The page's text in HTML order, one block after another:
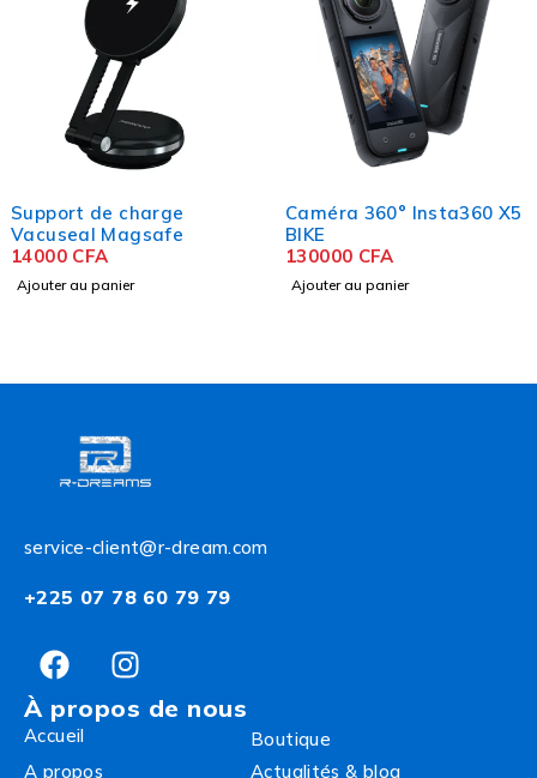
Support de charge
Vacuseal Magsafe
14000 CFA
Ajouter au panier
Caméra 360° Insta360 X5
BIKE
130000 CFA
Ajouter au panier
service-client@r-dream.com
+225 07 78 60 79 79
À propos de nous
Accueil
Boutique
A propos
Actualités & blog